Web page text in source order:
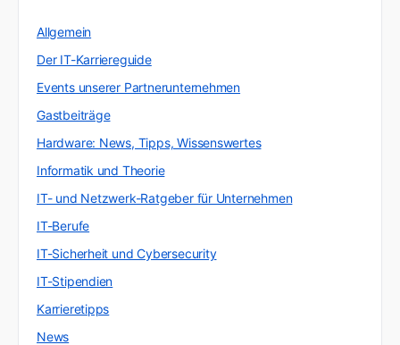
Allgemein
Der IT-Karriereguide
Events unserer Partnerunternehmen
Gastbeiträge
Hardware: News, Tipps, Wissenswertes
Informatik und Theorie
IT- und Netzwerk-Ratgeber für Unternehmen
IT-Berufe
IT-Sicherheit und Cybersecurity
IT-Stipendien
Karrieretipps
News